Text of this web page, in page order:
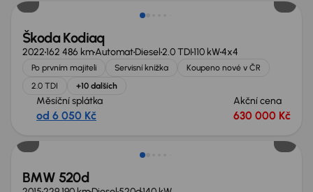
Škoda Kodiaq
2022162 486 kmAutomatDiesel2.0 TDI110 kW4x4
Po prvním majiteli Servisní knížka
Koupeno nové v ČR
2.0 TDI
+10 dalších
Měsíční splátka
od 6 050 Kč
Akční cena
630 000 Kč
BMW 520d